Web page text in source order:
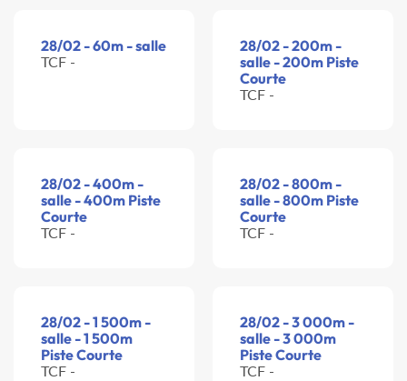
28/02 - 60m - salle
TCF -
28/02 - 200m -
salle - 200m Piste
Courte
TCF -
28/02 - 400m -
salle - 400m Piste
Courte
TCF -
28/02 - 800m -
salle - 800m Piste
Courte
TCF -
28/02 - 1 500m -
salle - 1 500m
Piste Courte
TCF -
28/02 - 3 000m -
salle - 3 000m
Piste Courte
TCF -